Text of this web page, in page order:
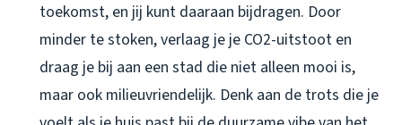
toekomst, en jij kunt daaraan bijdragen. Door
minder te stoken, verlaag je je CO2-uitstoot en
draag je bij aan een stad die niet alleen mooi is,
maar ook milieuvriendelijk. Denk aan de trots die je